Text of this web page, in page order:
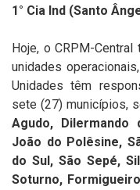
1° Cia Ind (Santo
Hoje, o CRPM-
unidades
Unidades têm
sete (27) municípios,
Agudo, Dilermando
João do Polêsine,
do Sul, São Sepé,
Soturno,